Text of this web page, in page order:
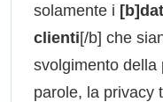
solamente i
clienti[/b] che
svolgimento della
parole, la privacy